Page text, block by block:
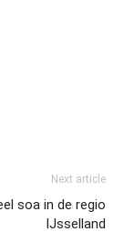
Next article
soa in de regio
IJsselland